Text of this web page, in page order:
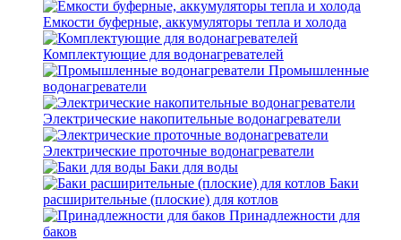
Емкости буферные, аккумуляторы тепла и холода
Комплектующие для водонагревателей
Промышленные
водонагреватели
Электрические накопительные водонагреватели
Электрические проточные водонагреватели
Баки для воды
Баки
расширительные (плоские) для котлов
Принадлежности для
баков